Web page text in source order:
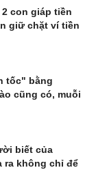
con giáp tiền
giữ chặt ví tiền
tốc" bằng
cũng có, muỗi
biết của
ra không chỉ để